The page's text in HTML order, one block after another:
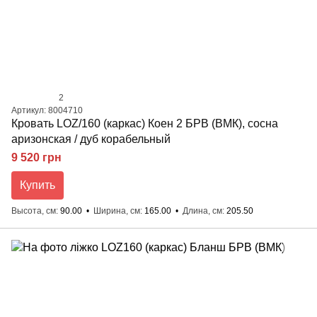
2
Артикул: 8004710
Кровать LOZ/160 (каркас) Коен 2 БРВ (ВМК), сосна
аризонская / дуб корабельный
9 520 грн
Купить
Высота, см 90.00 Ширина, см 165.00 Длина, см 205.50